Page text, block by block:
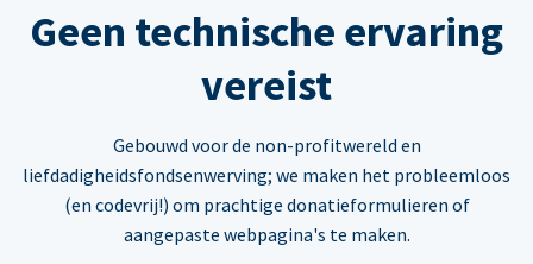
Geen technische ervaring
vereist
Gebouwd voor de non-profitwereld en
liefdadigheidsfondsenwerving; we maken het probleemloos
(en codevrij!) om prachtige donatieformulieren of
aangepaste webpagina's te maken.